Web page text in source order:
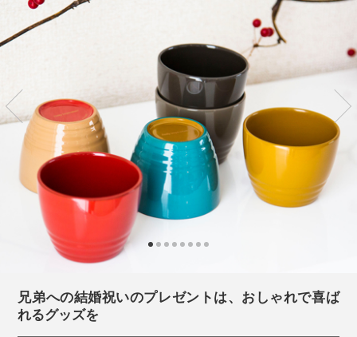
兄弟への結婚祝いのプレゼントは、おしゃれで喜ば
れるグッズを